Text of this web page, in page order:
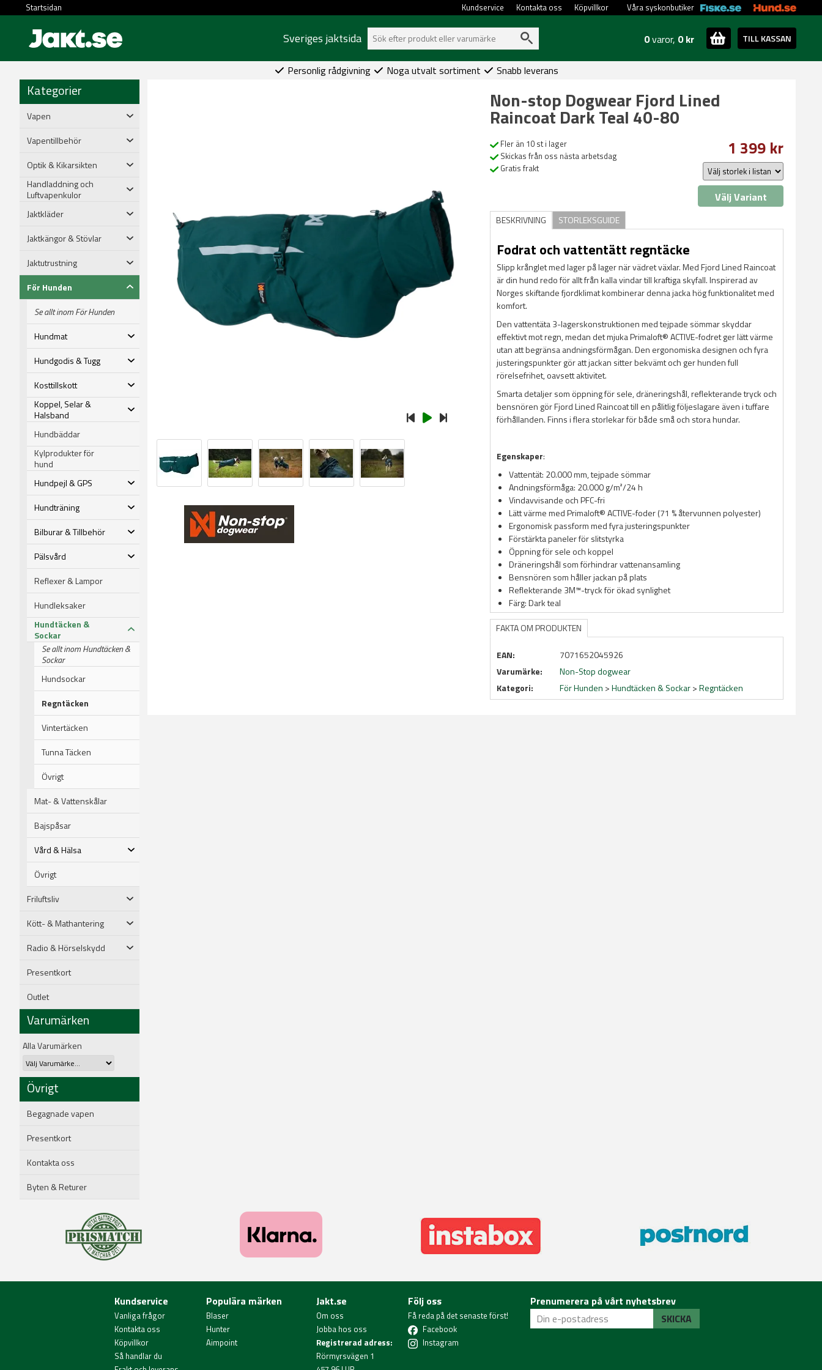
Startsidan Våra syskonbutiker
Köpvillkor
Kontakta oss
Kundservice
Sveriges jaktsida 0varor, 0 kr TILL KASSAN
Personlig rådgivning Noga utvalt sortiment Snabb leverans
Kategorier
Vapen
Vapentillbehör
Optik & Kikarsikten
Handladdning och
Luftvapenkulor
Jaktkläder
Jaktkängor & Stövlar
Jaktutrustning
För Hunden
Se allt inom För Hunden
Hundmat
Hundgodis & Tugg
Kosttillskott
Koppel, Selar &
Halsband
Hundbäddar
Kylprodukter för
hund
Hundpejl & GPS
Hundträning
Bilburar & Tillbehör
Pälsvård
Reflexer & Lampor
Hundleksaker
Hundtäcken &
Sockar
Se allt inom Hundtäcken &
Sockar
Hundsockar
Regntäcken
Vintertäcken
Tunna Täcken
Övrigt
Mat- & Vattenskålar
Bajspåsar
Vård & Hälsa
Övrigt
Friluftsliv
Kött- & Mathantering
Radio & Hörselskydd
Presentkort
Outlet
Varumärken
Alla Varumärken
Övrigt
Begagnade vapen
Presentkort
Kontakta oss
Byten & Returer
Non-stop Dogwear Fjord Lined
Raincoat Dark Teal 40-80
Fler än 10 st i lager
Skickas från oss nästa arbetsdag
Gratis frakt
1 399 kr
Välj Variant
BESKRIVNING STORLEKSGUIDE
Fodrat och vattentätt regntäcke
Slipp krånglet med lager på lager när vädret växlar. Med Fjord Lined Raincoat
är din hund redo för allt från kalla vindar till kraftiga skyfall. Inspirerad av
Norges skiftande fjordklimat kombinerar denna jacka hög funktionalitet med
komfort.
Den vattentäta 3-lagerskonstruktionen med tejpade sömmar skyddar
effektivt mot regn, medan det mjuka Primaloft® ACTIVE-fodret ger lätt värme
utan att begränsa andningsförmågan. Den ergonomiska designen och fyra
justeringspunkter gör att jackan sitter bekvämt och ger hunden full
rörelsefrihet, oavsett aktivitet.
Smarta detaljer som öppning för sele, dräneringshål, reflekterande tryck och
bensnören gör Fjord Lined Raincoat till en pålitlig följeslagare även i tuffare
förhållanden. Finns i flera storlekar för både små och stora hundar.
Egenskaper:
Vattentät: 20.000 mm, tejpade sömmar
Andningsförmåga: 20.000 g/m²/24 h
Vindavvisande och PFC-fri
Lätt värme med Primaloft® ACTIVE-foder (71 % återvunnen polyester)
Ergonomisk passform med fyra justeringspunkter
Förstärkta paneler för slitstyrka
Öppning för sele och koppel
Dräneringshål som förhindrar vattenansamling
Bensnören som håller jackan på plats
Reflekterande 3M™-tryck för ökad synlighet
Färg: Dark teal
FAKTA OM PRODUKTEN
EAN:
7071652045926
Varumärke:
Non-Stop dogwear
Kategori:
För Hunden >Hundtäcken & Sockar>Regntäcken
Kundservice
Vanliga frågor
Kontakta oss
Köpvillkor
Så handlar du
Populära märken
Blaser
Hunter
Aimpoint
Jakt.se
Om oss
Jobba hos oss
Registrerad adress:
Rörmyrsvägen 1
Följ oss
Få reda på det senaste först!
Facebook
Instagram
Prenumerera på vårt nyhetsbrev
SKICKA